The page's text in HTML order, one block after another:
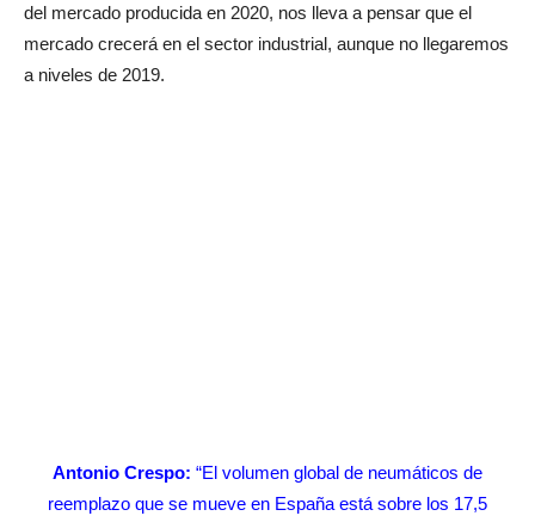
del mercado producida en 2020, nos lleva a pensar que el
mercado crecerá en el sector industrial, aunque no llegaremos
a niveles de 2019.
Antonio Crespo: “El volumen global de neumáticos de
reemplazo que se mueve en España está sobre los 17,5